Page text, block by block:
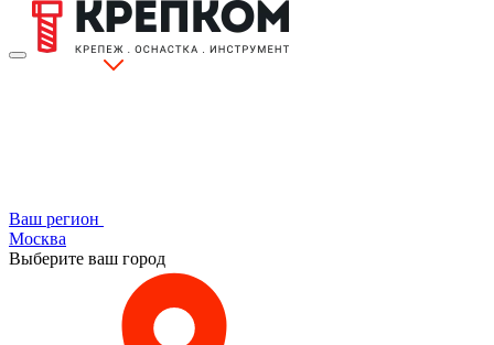
Ваш регион
Москва
Выберите ваш город